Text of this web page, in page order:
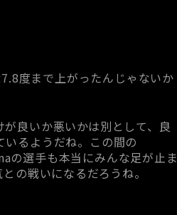
度まで上がったんじゃないか
良いか悪いかは別として、良
るようだね。この間の
選手も本当にみんな足が止ま
の戦いになるだろうね。